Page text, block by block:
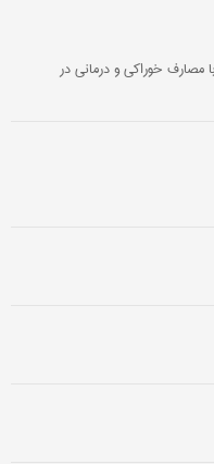
مصارف خوراکی و درمانی در